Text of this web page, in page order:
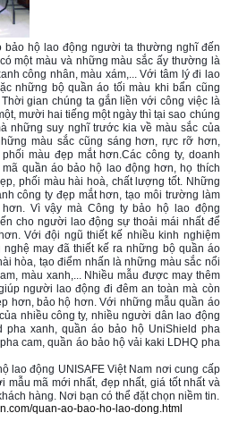
bảo hộ lao động người ta thường nghĩ đến
một màu và những màu sắc ấy thường là
công nhân, màu xám,... Với tâm lýđi lao
những bộ quần áo tối màu khi bẩn cũng
gian chúng ta gắn liền với công việc là
mười hai tiếng một ngày thì tại sao chúng
những suy nghĩ trước kia về màu sắc của
màu sắc cũng sáng hơn, rực rỡ hơn,
màu đẹp mắt hơn.Các công ty, doanh
quần áo bảo hộ lao động hơn, họ thích
phối màu hài hoà, chất lượng tốt. Những
công ty đẹp mắt hơn, tạo môi trường làm
Vì vậy mà Công ty bảo hộ lao động
cho người lao động sự thoải mái nhất để
Với đội ngũ thiết kế nhiều kinh nghiệm
may đã thiết kế ra những bộ quần áo
hòa, tạo điểm nhấn là những màu sắc nổi
màu xanh,... Nhiều mẫu được may thêm
người lao động đi đêm an toàn mà còn
hơn, bảo hộ hơn. Với những mẫu quần áo
nhiều công ty, nhiều người dân lao động
pha xanh, quần áo bảo hộ UniShield pha
cam, quần áo bảo hộ vải kaki LDHQ pha
lao động UNISAFE Việt Nam nơi cung cấp
mã mới nhất, đẹp nhất, giá tốt nhất và
hàng. Nơi bạn có thể đặt chọn niềm tin.
quan-ao-bao-ho-lao-dong.html